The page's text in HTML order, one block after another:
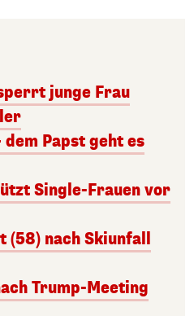
junge Frau
Papst geht es
Single-Frauen vor
(58) nach Skiunfall
Trump-Meeting